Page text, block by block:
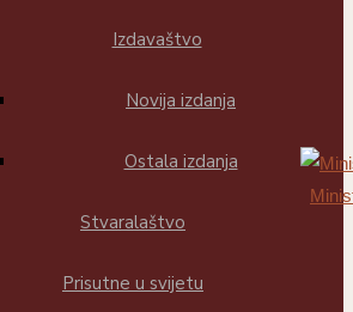
Izdavaštvo
Novija izdanja
Ostala izdanja
Stvaralaštvo
Prisutne u svijetu